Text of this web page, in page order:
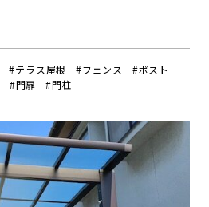
テラス屋根 フェンス
ポスト
門扉 門柱